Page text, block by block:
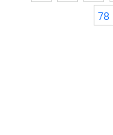
78